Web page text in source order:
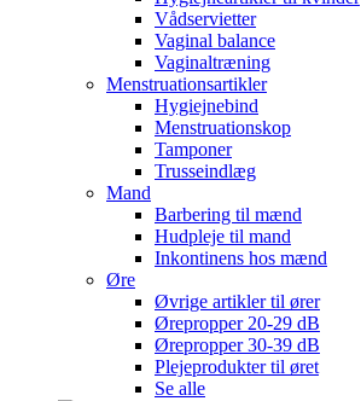
Vådservietter
Vaginal balance
Vaginaltræning
Menstruationsartikler
Hygiejnebind
Menstruationskop
Tamponer
Trusseindlæg
Mand
Barbering til mænd
Hudpleje til mand
Inkontinens hos mænd
Øre
Øvrige artikler til ører
Ørepropper 20-29 dB
Ørepropper 30-39 dB
Plejeprodukter til øret
Se alle